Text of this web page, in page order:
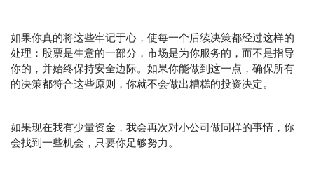
如果你真的将这些牢记于心，使每一个后续决策都经过这样的
处理：股票是生意的一部分，市场是为你服务的，而不是指导
你的，并始终保持安全边际。如果你能做到这一点，确保所有
的决策都符合这些原则，你就不会做出糟糕的投资决定。
如果现在我有少量资金，我会再次对小公司做同样的事情，你
会找到一些机会，只要你足够努力。